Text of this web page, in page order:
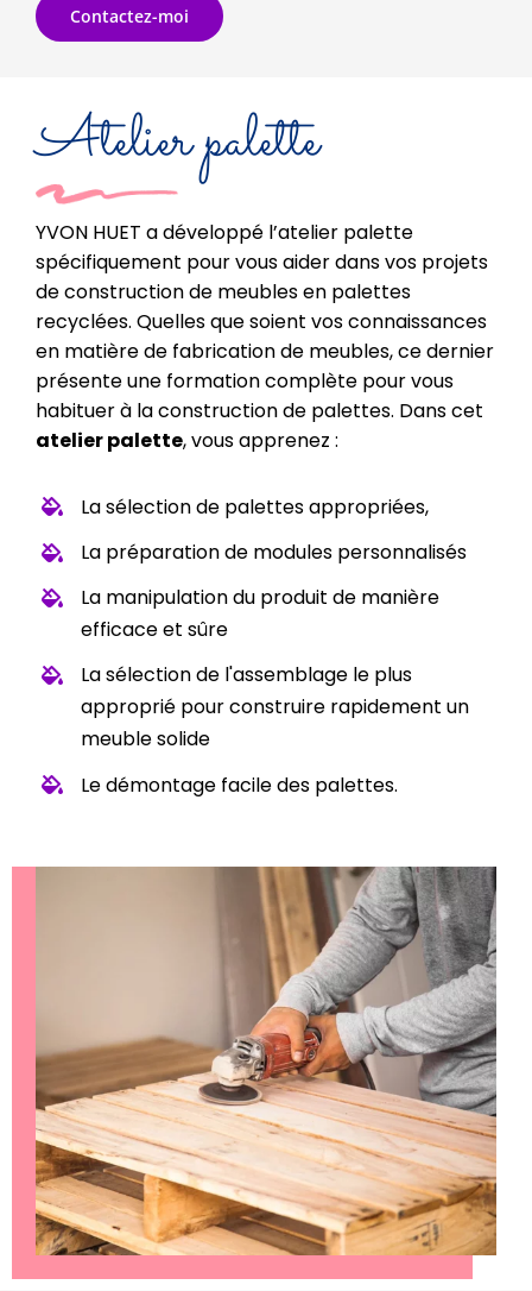
Contactez-moi
Atelier palette
YVON HUET a développé l’atelier palette
spécifiquement pour vous aider dans vos projets
de construction de meubles en palettes
recyclées. Quelles que soient vos connaissances
en matière de fabrication de meubles, ce dernier
présente une formation complète pour vous
habituer à la construction de palettes. Dans cet
atelier palette, vous apprenez :
La sélection de palettes appropriées,
La préparation de modules personnalisés
La manipulation du produit de manière
efficace et sûre
La sélection de l'assemblage le plus
approprié pour construire rapidement un
meuble solide
Le démontage facile des palettes.